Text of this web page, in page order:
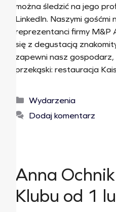
można śledzić na jego
LinkedIn. Naszymi
reprezentanci firmy M&P
się z degustacją
zapewni nasz
przekąski: restauracja
Wydarzenia
Dodaj komentarz
Anna
Klubu od 1